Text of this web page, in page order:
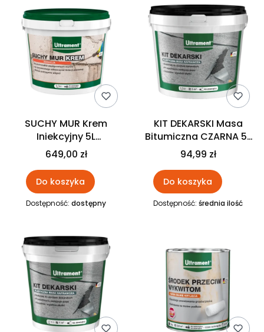
SUCHY MUR Krem
Iniekcyjny 5L
ULTRAMENT
649,00 zł
Do koszyka
Dostępność: dostępny
KIT DEKARSKI Masa
Bitumiczna CZARNA 5L
ULTRAMENT
94,99 zł
Do koszyka
Dostępność: średnia ilość